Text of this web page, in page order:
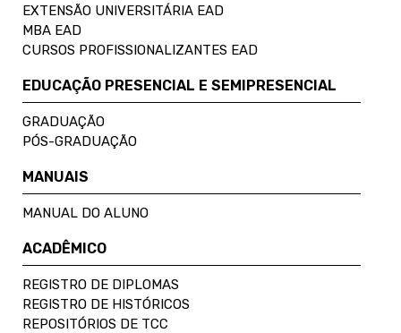
EXTENSÃO UNIVERSITÁRIA EAD
MBA EAD
CURSOS PROFISSIONALIZANTES EAD
EDUCAÇÃO PRESENCIAL E SEMIPRESENCIAL
GRADUAÇÃO
PÓS-GRADUAÇÃO
MANUAIS
MANUAL DO ALUNO
ACADÊMICO
REGISTRO DE DIPLOMAS
REGISTRO DE HISTÓRICOS
REPOSITÓRIOS DE TCC